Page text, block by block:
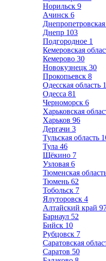
Норильск 9
Ачинск 6
Днепропетровская
Днепр 103
Подгородное 1
Кемеровская
Кемерово 30
Новокузнецк 30
Прокопьевск 8
Одесская область
Одесса 81
Черноморск 6
Харьковская
Харьков 96
Дергачи 3
Тульская область
Тула 46
Щёкино 7
Узловая 6
Тюменская
Тюмень 62
Тобольск 7
Ялуторовск 4
Алтайский край
Барнаул 52
Бийск 10
Рубцовск 7
Саратовская
Саратов 50